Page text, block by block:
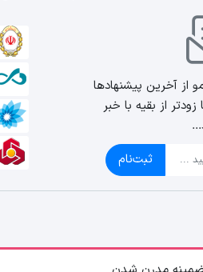
از آخرین پیشنهادها
از بقیه با خبر
ثبت‌نام